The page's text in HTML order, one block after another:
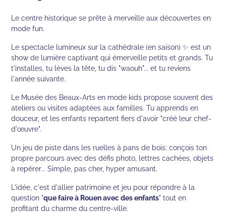
Le centre historique se prête à merveille aux découvertes en
mode fun.
Le spectacle lumineux sur la cathédrale (en saison) ✨ est un
show de lumière captivant qui émerveille petits et grands. Tu
t'installes, tu lèves la tête, tu dis "waouh"... et tu reviens
l'année suivante.
Le Musée des Beaux-Arts en mode kids propose souvent des
ateliers ou visites adaptées aux familles. Tu apprends en
douceur, et les enfants repartent fiers d'avoir "créé leur chef-
d'œuvre".
Un jeu de piste dans les ruelles à pans de bois: conçois ton
propre parcours avec des défis photo, lettres cachées, objets
à repérer... Simple, pas cher, hyper amusant.
L'idée, c'est d'allier patrimoine et jeu pour répondre à la
question "que faire à Rouen avec des enfants" tout en
profitant du charme du centre-ville.